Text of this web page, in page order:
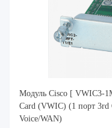
Модуль Cisco [ VWIC3-
Card (VWIC) (1 порт
Voice/WAN)